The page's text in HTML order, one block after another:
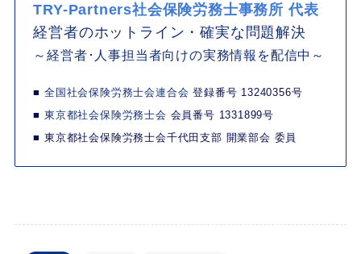
TRY-Partners社会保険労務士事務所 代表
経営者のホットライン・確実な問題解決
～経営者･人事担当者向けの実務情報を配信中～
■ 全国社会保険労務士会連合会 登録番号 13240356号
■ 東京都社会保険労務士会 会員番号 1331899号
■ 東京都社会保険労務士会千代田支部 開業部会 委員